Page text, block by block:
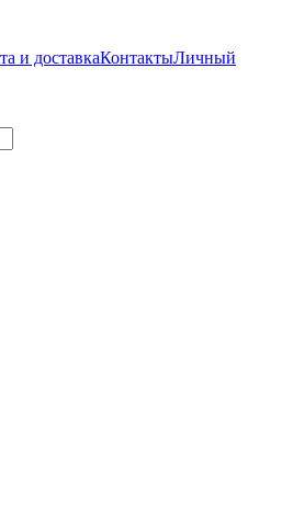
и доставкаКонтактыЛичный